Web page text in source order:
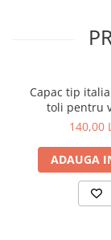
Capac tip
toli pentru
140,00
ADAUGA